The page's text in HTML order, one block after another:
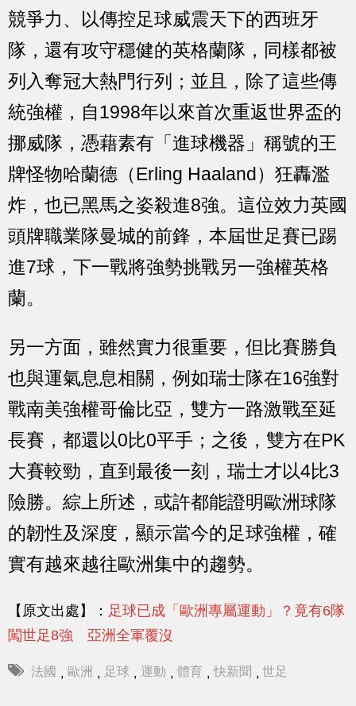
競爭力、以傳控足球威震天下的西班牙
隊，還有攻守穩健的英格蘭隊，同樣都被
列入奪冠大熱門行列；並且，除了這些傳
統強權，自1998年以來首次重返世界盃的
挪威隊，憑藉素有「進球機器」稱號的王
牌怪物哈蘭德（Erling Haaland）狂轟濫
炸，也已黑馬之姿殺進8強。這位效力英國
頭牌職業隊曼城的前鋒，本屆世足賽已踢
進7球，下一戰將強勢挑戰另一強權英格
蘭。
另一方面，雖然實力很重要，但比賽勝負
也與運氣息息相關，例如瑞士隊在16強對
戰南美強權哥倫比亞，雙方一路激戰至延
長賽，都還以0比0平手；之後，雙方在PK
大賽較勁，直到最後一刻，瑞士才以4比3
險勝。綜上所述，或許都能證明歐洲球隊
的韌性及深度，顯示當今的足球強權，確
實有越來越往歐洲集中的趨勢。
【原文出處】： 足球已成「歐洲專屬運動」？竟有6隊
闖世足8強 亞洲全軍覆沒
法國 , 歐洲 , 足球 , 運動 , 體育 , 快新聞 , 世足